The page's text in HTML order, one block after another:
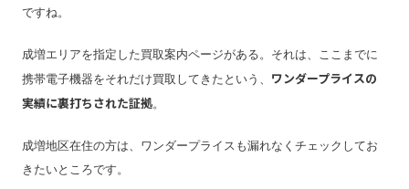
ですね。
成増エリアを指定した買取案内ページがある。それは、ここまでに
携帯電子機器をそれだけ買取してきたという、 ワンダープライスの
実績に裏打ちされた証拠。
成増地区在住の方は、ワンダープライスも漏れなくチェックしてお
きたいところです。